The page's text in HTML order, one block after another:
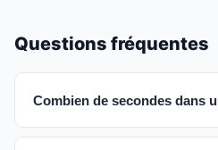
Questions fréquentes
Combien de secondes dans